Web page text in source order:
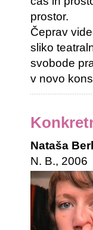
prostor.
Čeprav
sliko
svobode
v novo
Nataša
N. B., 2006